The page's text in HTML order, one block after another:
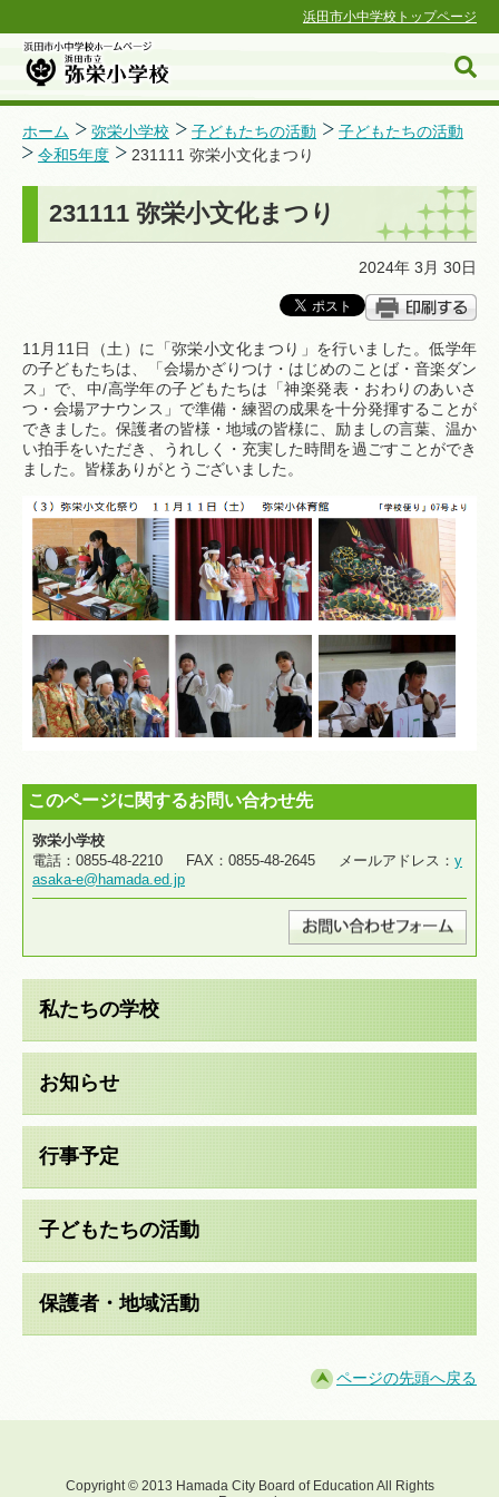
浜田市小中学校トップページ
浜田市小中学校ホームページ
ホーム 弥栄小学校 子どもたちの活動
子どもたちの活動
令和5年度
231111 弥栄小文化まつり
231111 弥栄小文化まつり
2024年 3月 30日
11月11日（土）に「弥栄小文化まつり」を行いました。低学年
の子どもたちは、「会場かざりつけ・はじめのことば・音楽ダン
ス」で、中/高学年の子どもたちは「神楽発表・おわりのあいさ
つ・会場アナウンス」で準備・練習の成果を十分発揮することが
できました。保護者の皆様・地域の皆様に、励ましの言葉、温か
い拍手をいただき、うれしく・充実した時間を過ごすことができ
ました。皆様ありがとうございました。
このページに関するお問い合わせ先
弥栄小学校
電話：0855-48-2210 FAX：0855-48-2645 メールアドレス： y
asaka-e@hamada.ed.jp
私たちの学校
お知らせ
行事予定
子どもたちの活動
保護者・地域活動
ページの先頭へ戻る
Copyright © 2013 Hamada City Board of Education All Rights